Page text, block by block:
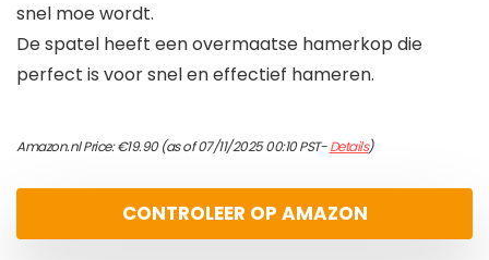
snel moe wordt.
De spatel heeft een overmaatse hamerkop die
perfect is voor snel en effectief hameren.
Amazon.nl Price:€19.90(as of 07/11/2025 00:10 PST-Details)
CONTROLEER OP AMAZON